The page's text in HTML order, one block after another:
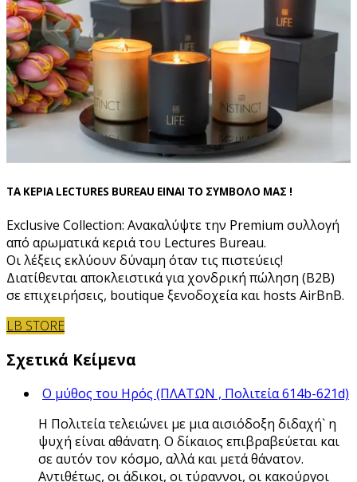
ΤΑ ΚΕΡΙΑ LECTURES BUREAU ΕΙΝΑΙ ΤΟ ΣΥΜΒΟΛΟ ΜΑΣ !
Exclusive Collection: Ανακαλύψτε την Premium συλλογή
από αρωματικά κεριά του Lectures Bureau.
Οι λέξεις εκλύουν δύναμη όταν τις πιστεύεις!
Διατίθενται αποκλειστικά για χονδρική πώληση (B2B)
σε επιχειρήσεις, boutique ξενοδοχεία και hosts AirBnB.
LB STORE
Σχετικά Κείμενα
Ο μύθος του Ηρός (ΠΛΑΤΩΝ , Πολιτεία 614b-621d)
Η Πολιτεία τελειώνει με μια αισιόδοξη διδαχή` η
ψυχή είναι αθάνατη. Ο δίκαιος επιβραβεύεται και
σε αυτόν τον κόσμο, αλλά και μετά θάνατον.
Αντιθέτως, οι άδικοι, οι τύραννοι, οι κακούργοι